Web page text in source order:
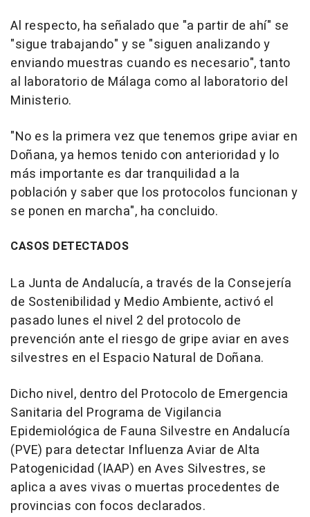
Al respecto, ha señalado que "a partir de ahí" se
"sigue trabajando" y se "siguen analizando y
enviando muestras cuando es necesario", tanto
al laboratorio de Málaga como al laboratorio del
Ministerio.
"No es la primera vez que tenemos gripe aviar en
Doñana, ya hemos tenido con anterioridad y lo
más importante es dar tranquilidad a la
población y saber que los protocolos funcionan y
se ponen en marcha", ha concluido.
CASOS DETECTADOS
La Junta de Andalucía, a través de la Consejería
de Sostenibilidad y Medio Ambiente, activó el
pasado lunes el nivel 2 del protocolo de
prevención ante el riesgo de gripe aviar en aves
silvestres en el Espacio Natural de Doñana.
Dicho nivel, dentro del Protocolo de Emergencia
Sanitaria del Programa de Vigilancia
Epidemiológica de Fauna Silvestre en Andalucía
(PVE) para detectar Influenza Aviar de Alta
Patogenicidad (IAAP) en Aves Silvestres, se
aplica a aves vivas o muertas procedentes de
provincias con focos declarados.